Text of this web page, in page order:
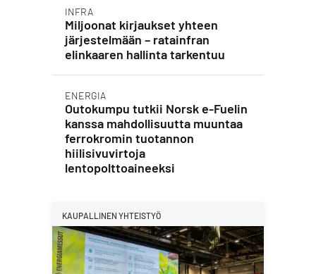
INFRA
Miljoonat kirjaukset yhteen
järjestelmään – ratainfran
elinkaaren hallinta tarkentuu
ENERGIA
Outokumpu tutkii Norsk e-Fuelin
kanssa mahdollisuutta muuntaa
ferrokromin tuotannon
hiilisivuvirtoja
lentopolttoaineeksi
KAUPALLINEN YHTEISTYÖ